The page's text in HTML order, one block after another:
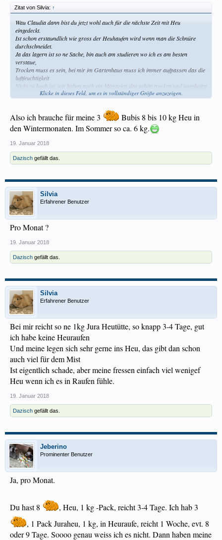
Zitat von Silvia: ↑
Wau Claudia dann bist du jetzt wohl auch für die nächste Zeit mit Heu
eingedeckt.
Ist schon erstaundlich wie gross der Heuhaufen wird wenn man die Schnüre
durchschneidet.
Ja das lagern ist so ne Sache, bin auch am studieren wo ich es am besten
verstaue,
Trocken muss es sein, bei mir im Gartenhaus muss ich immer aufpassen das die
luftfeuchtigkeit
Nicht zu hoch ist, wir haben noch ein Magazien das schön trocken und ungeheitzt
ist, ich versuche es mal da.
Klicke in dieses Feld, um es in vollständiger Größe anzuzeigen.
Also ich brauche für meine 3
Bubis 8 bis 10 kg Heu in
den Wintermonaten. Im Sommer so ca. 6 kg.
19. Januar 2018
Dazisch gefällt das.
Silvia
Erfahrener Benutzer
Pro Monat ?
19. Januar 2018
Dazisch gefällt das.
Silvia
Erfahrener Benutzer
Bei mir reicht so ne 1kg Jura Heutütte, so knapp 3-4 Tage, gut
ich habe keine Heuraufen
Und meine legen sich sehr gerne ins Heu, das gibt dan schon
auch viel für dem Mist
Ist eigentlich schade, aber meine fressen einfach viel wenigef
Heu wenn ich es in Raufen fühle.
19. Januar 2018
Dazisch gefällt das.
Jeberino
Prominenter Benutzer
Ja, pro Monat.
Du hast 8
, Heu, 1 kg -Pack, reicht 3-4 Tage. Ich hab 3
, 1 Pack Juraheu, 1 kg, in Heuraufe, reicht 1 Woche, evt. 8
oder 9 Tage. Soooo genau weiss ich es nicht. Dann haben meine